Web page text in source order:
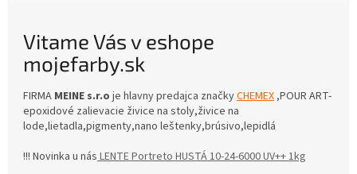
Vitame Vás v eshope
mojefarby.sk
FIRMA MEINE s.r.o je hlavny predajca značkyCHEMEX ,POUR ART-
epoxidové zalievacie živice na stoly,živice na
lode,lietadla,pigmenty,nano leštenky,brúsivo,lepidlá
!!! Novinka u nás LENTE Portreto HUSTÁ 10-24-6000 UV++ 1kg